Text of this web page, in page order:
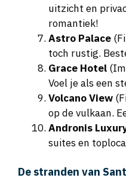
romantiek!
Astro Palace
toch rustig.
Grace Hotel
Voel je als een
Volcano View
op de vulkaan.
Andronis
suites en